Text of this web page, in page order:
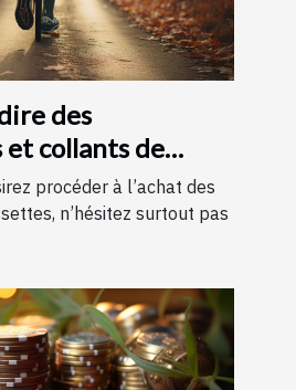
des
et collants de
procéder à l’achat des
n’hésitez surtout pas